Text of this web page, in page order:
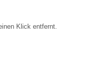
Klick entfernt.